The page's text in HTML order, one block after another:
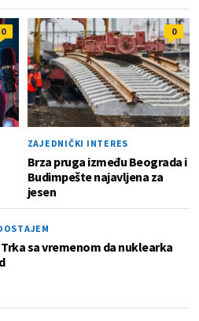
0 0
ZAJEDNIČKI INTERES
Brza pruga između Beograda i
Budimpešte najavljena za
jesen
sa vremenom da nuklearka